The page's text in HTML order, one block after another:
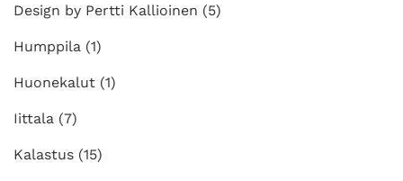
Design by Pertti Kallioinen (5)
Humppila (1)
Huonekalut (1)
Iittala (7)
Kalastus (15)